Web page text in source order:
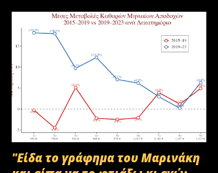
αποστολή των Πινάκων αρχείων Καταστρεπτέων Υλικών της ΠΔ
Μακεδονίας-Θράκης και ολοκληρώθηκε με το υπ.αρ.πρωτ.
23412/02-07-2025 έγγραφο της ΑΑΔΕ και το από 10-07-2025
πρωτόκολλο παράδοσης υλικών μεταξύ της ΑΑΔΕ-Γενική Δ/νση
Τελωνείων-Τμήμα Διαχείρισης Δημόσιου Υλικού και της
συνεργαζόμενης με αυτήν εταιρείας ανακύκλωσης. Διευκρινίζεται ότι
στο αρχείο αυτό δεν συμπεριλαμβάνονταν αρχειακό υλικό που είχε
κοινοποιηθεί ότι ελέγχεται και στο ψηφιακό αρχείο του ΟΠΕΚΕΠ...
"Είδα το γράφημα του Μαρινάκη